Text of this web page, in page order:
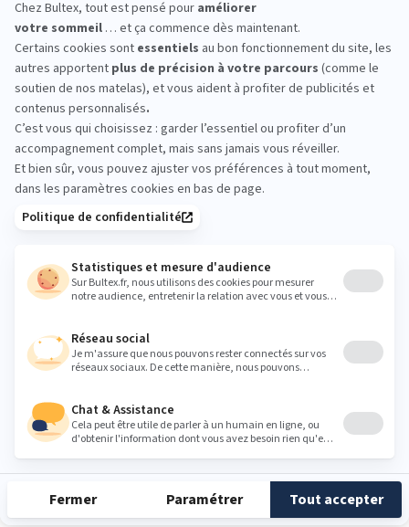
PULSAT MAULEON :
essayez avant d'acheter
Venez comparer les sensations en magasin :
allongez‑vous sur plusieurs modèles, changez de
position et prenez le temps de ressentir le soutien.
Quelques minutes suffisent pour identifier le
confort qui vous convient.
Heures
Mardi 09:00 - 12:00 14:00 - 19:00
Jeudi
Vendredi 09:00 - 12:00 14:00 - 19:00
Dimanche Fermé